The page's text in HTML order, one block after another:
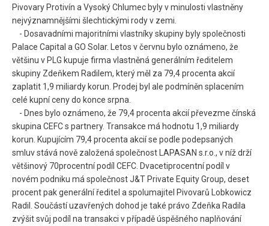
Pivovary Protivín a Vysoký Chlumec byly v minulosti vlastněny
nejvýznamnějšími šlechtickými rody v zemi.
- Dosavadními majoritními vlastníky skupiny byly společnosti
Palace Capital a GO Solar. Letos v červnu bylo oznámeno, že
většinu v PLG kupuje firma vlastněná generálním ředitelem
skupiny Zdeňkem Radilem, který měl za 79,4 procenta akcií
zaplatit 1,9 miliardy korun. Prodej byl ale podmíněn splacením
celé kupní ceny do konce srpna.
- Dnes bylo oznámeno, že 79,4 procenta akcií převezme čínská
skupina CEFC s partnery. Transakce má hodnotu 1,9 miliardy
korun. Kupujícím 79,4 procenta akcií se podle podepsaných
smluv stává nově založená společnost LAPASAN s.r.o., v níž drží
většinový 70procentní podíl CEFC. Dvacetiprocentní podíl v
novém podniku má společnost J&T Private Equity Group, deset
procent pak generální ředitel a spolumajitel Pivovarů Lobkowicz
Radil. Součástí uzavřených dohod je také právo Zdeňka Radila
zvýšit svůj podíl na transakci v případě úspěšného naplňování